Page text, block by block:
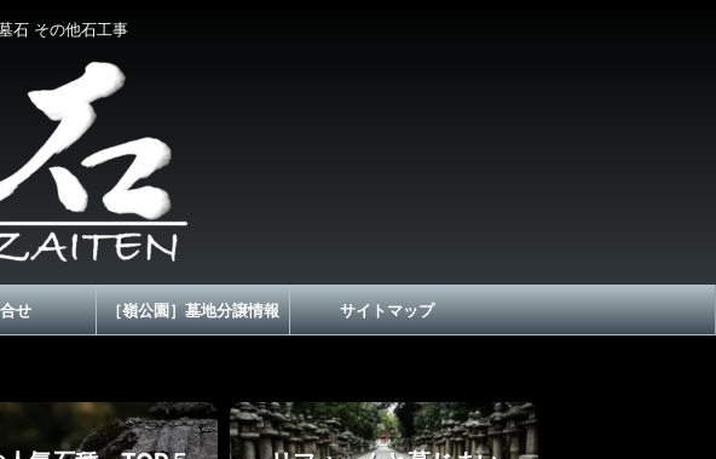
石 その他石工事
せ ［嶺公園］墓地分譲情報 サイトマップ